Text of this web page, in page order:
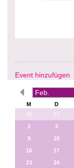
Event hinzufügen
M D
26
27
2
3
9
10
16
17
23
24